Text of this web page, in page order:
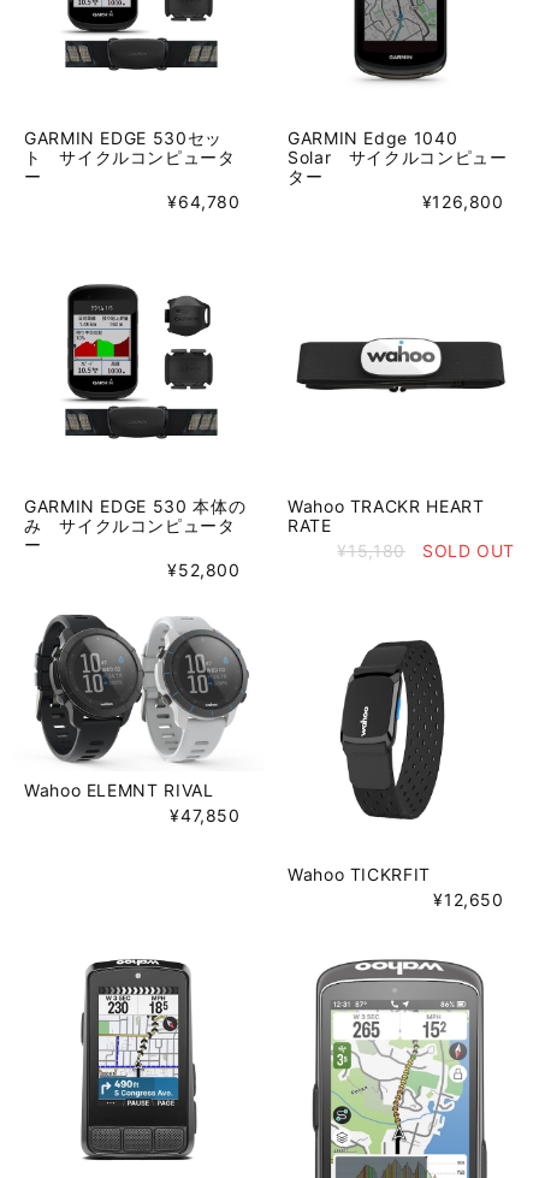
GARMIN EDGE 530セッ
ト サイクルコンピュータ
ー
¥64,780
GARMIN Edge 1040
Solar サイクルコンピュー
ター
¥126,800
GARMIN EDGE 530 本体の
み サイクルコンピュータ
ー
¥52,800
Wahoo TRACKR HEART
RATE
¥15,180
SOLD OUT
Wahoo ELEMNT RIVAL
¥47,850
Wahoo TICKRFIT
¥12,650